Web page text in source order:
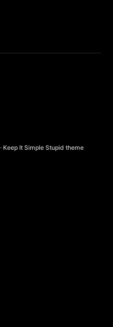
· Keep It Simple Stupid theme